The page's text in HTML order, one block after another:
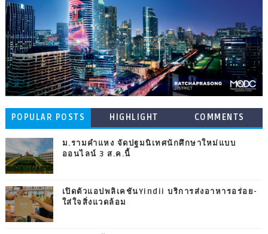
POPULAR POSTS HIGHLIGHT COMMENTS
ม.รามคำแหง จัดปฐมนิเทศนักศึกษาใหม่แบบ
ออนไลน์ 3 ส.ค.นี้
เปิดตัวแอปพลิเคชันYindii บริการส่งอาหารอร่อย-
ใส่ใจสิ่งแวดล้อม